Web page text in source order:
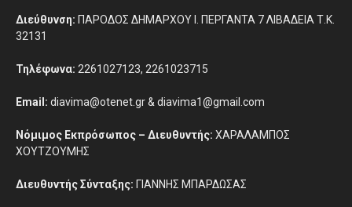
Διεύθυνση: ΠΑΡΟΔΟΣ ΔΗΜΑΡΧΟΥ Ι. ΠΕΡΓΑΝΤΑ 7 ΛΙΒΑΔΕΙΑ Τ.Κ.
32131
Τηλέφωνα: 2261027123, 2261023715
Email: diavima@otenet.gr & diavima1@gmail.com
Νόμιμος Εκπρόσωπος – Διευθυντής: ΧΑΡΑΛΑΜΠΟΣ
ΧΟΥΤΖΟΥΜΗΣ
Διευθυντής Σύνταξης: ΓΙΑΝΝΗΣ ΜΠΑΡΔΩΣΑΣ